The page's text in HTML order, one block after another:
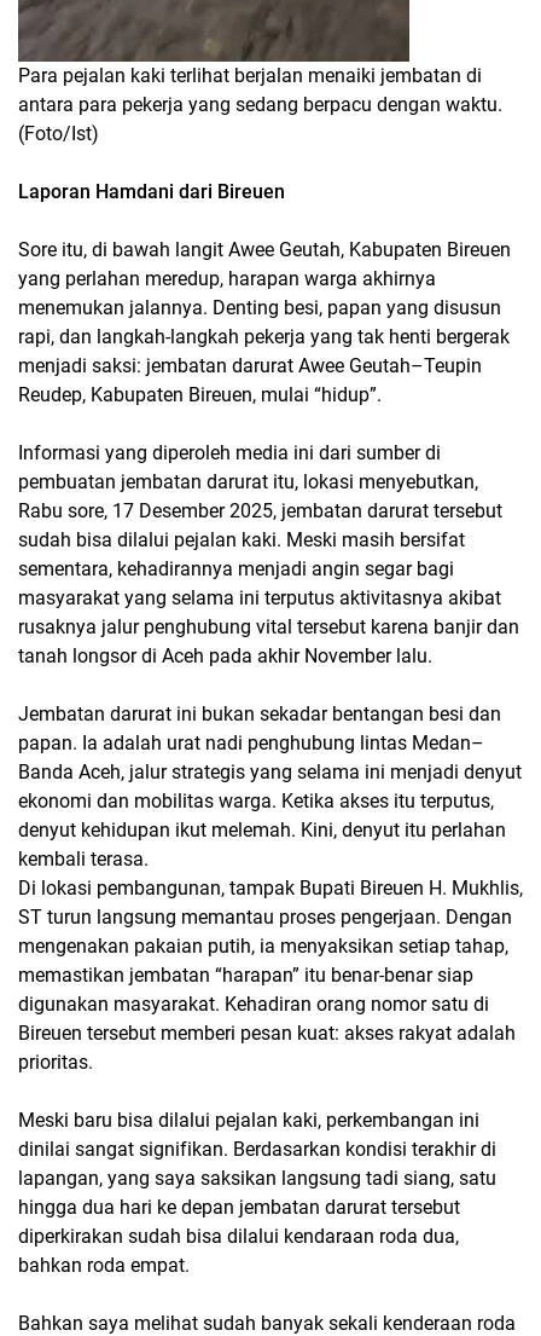
Para pejalan kaki terlihat berjalan menaiki jembatan di
antara para pekerja yang sedang berpacu dengan waktu.
(Foto/Ist)
Laporan Hamdani dari Bireuen
Sore itu, di bawah langit Awee Geutah, Kabupaten Bireuen
yang perlahan meredup, harapan warga akhirnya
menemukan jalannya. Denting besi, papan yang disusun
rapi, dan langkah-langkah pekerja yang tak henti bergerak
menjadi saksi: jembatan darurat Awee Geutah–Teupin
Reudep, Kabupaten Bireuen, mulai “hidup”.
Informasi yang diperoleh media ini dari sumber di
pembuatan jembatan darurat itu, lokasi menyebutkan,
Rabu sore, 17 Desember 2025, jembatan darurat tersebut
sudah bisa dilalui pejalan kaki. Meski masih bersifat
sementara, kehadirannya menjadi angin segar bagi
masyarakat yang selama ini terputus aktivitasnya akibat
rusaknya jalur penghubung vital tersebut karena banjir dan
tanah longsor di Aceh pada akhir November lalu.
Jembatan darurat ini bukan sekadar bentangan besi dan
papan. Ia adalah urat nadi penghubung lintas Medan–
Banda Aceh, jalur strategis yang selama ini menjadi denyut
ekonomi dan mobilitas warga. Ketika akses itu terputus,
denyut kehidupan ikut melemah. Kini, denyut itu perlahan
kembali terasa.
Di lokasi pembangunan, tampak Bupati Bireuen H. Mukhlis,
ST turun langsung memantau proses pengerjaan. Dengan
mengenakan pakaian putih, ia menyaksikan setiap tahap,
memastikan jembatan “harapan” itu benar-benar siap
digunakan masyarakat. Kehadiran orang nomor satu di
Bireuen tersebut memberi pesan kuat: akses rakyat adalah
prioritas.
Meski baru bisa dilalui pejalan kaki, perkembangan ini
dinilai sangat signifikan. Berdasarkan kondisi terakhir di
lapangan, yang saya saksikan langsung tadi siang, satu
hingga dua hari ke depan jembatan darurat tersebut
diperkirakan sudah bisa dilalui kendaraan roda dua,
bahkan roda empat.
Bahkan saya melihat sudah banyak sekali kenderaan roda